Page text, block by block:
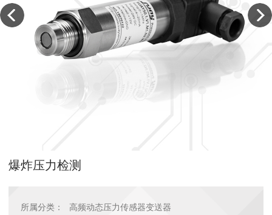
爆炸压力检测
所属分类：
高频动态压力传感器变送器